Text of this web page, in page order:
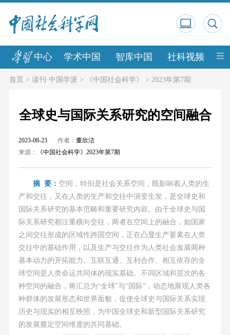
中心 学术中国 智库中国 社科视频 中
首页> 读刊·中国学派 > 《中国社会科学》 > 2023年第7期
全球史与国际关系研究的空间融合
2023-08-23 作者： 董欣洁
来源：
《中国社会科学》2023年第7期
摘 要： 空间，特别是社会关系空间，既影响着人类的生
产和交往，又在人类的生产和交往中演变生发，是全球史和
国际关系研究的基本范畴和重要研究内容。由于全球史与国
际关系研究都注重横向交往，两者在空间上的融合，如国家
之间交往形成的区域性跨国空间，正在凸显生产要素在人类
交往中的基础作用，以及生产与交往作为人类社会发展两种
基本动力的开拓能力。互联互通、互利合作、相互依存的全
球空间是人类命运共同体的现实基础。不同区域和层次的各
种空间的融合，将汇总为“全球”与“国际”，动态地展现人类各
种群体的发展形态和世界面貌，促使全球史与国际关系实现
历史与现实的相互映照，为中国全球史和新型国际关系研究
的发展奠定空间维度的共同基础。